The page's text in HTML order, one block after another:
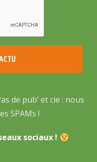
de pub’ et cie : nous
SPAMs !
sociaux !